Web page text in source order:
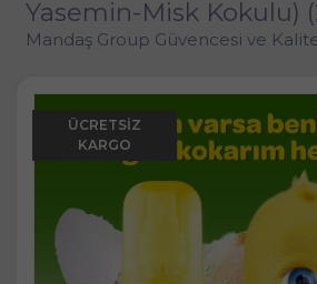
Yasemin-Misk Kokulu)
Mandaş Group Güvencesi ve
ÜCRETSIZ
KARGO